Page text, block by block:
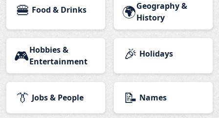
🍔 Food & Drinks 🌍Geography &
History
🎮Hobbies &
Entertainment
🎉 Holidays
👔 Jobs & People 📝 Names